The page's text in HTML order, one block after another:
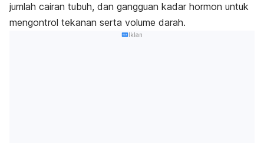
jumlah cairan tubuh, dan gangguan kadar hormon untuk
mengontrol tekanan serta volume darah.
Iklan